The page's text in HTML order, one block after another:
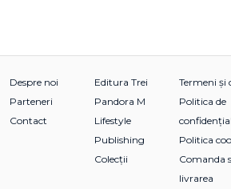
Despre noi
Parteneri
Contact
Editura Trei
Pandora M
Lifestyle
Publishing
Colecții
Termeni și
Politica de
Politica
Comanda
livrarea